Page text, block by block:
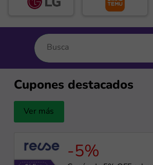
Cupones destacados
Ver más
-5%